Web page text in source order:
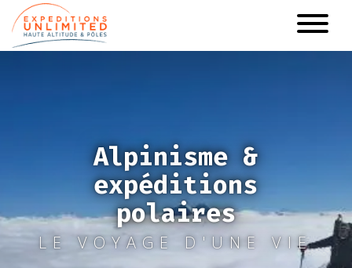
Aller
au
contenu
Alpinisme &
expéditions
polaires
LE VOYAGE D'UNE VIE